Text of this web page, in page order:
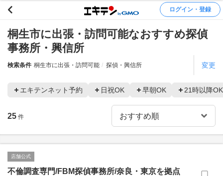
ログイン・登録
桐生市に出張・訪問可能なおすすめ探偵
事務所・興信所
検索条件 桐生市に出張・訪問可能 探偵・興信所 変更
エキテンネット予約 日祝OK 早朝OK 21時以降OK
25 件
店舗公式
不倫調査専門/FBM探偵事務所/奈良・東京を拠点